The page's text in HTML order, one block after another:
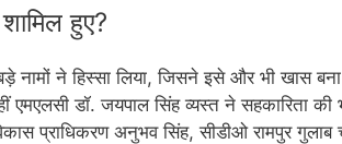
हुए?
ने हिस्सा लिया, जिसने इसे और भी खास बना
एमएलसी डॉ. जयपाल सिंह व्यस्त ने सहकारिता
प्राधिकरण अनुभव सिंह, सीडीओ रामपुर गुलाब